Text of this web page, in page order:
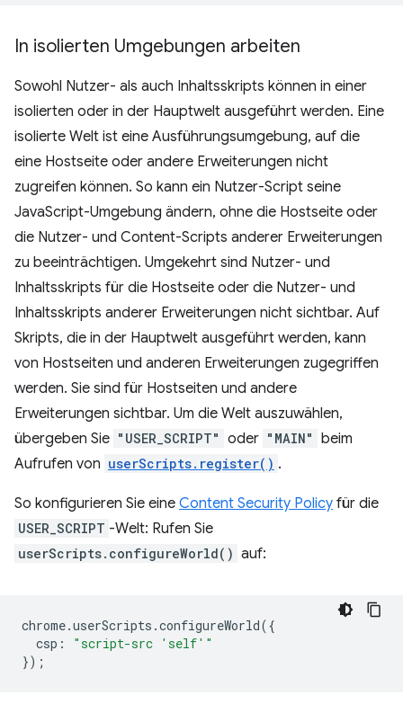
In isolierten Umgebungen arbeiten
Sowohl Nutzer- als auch Inhaltsskripts können in einer
isolierten oder in der Hauptwelt ausgeführt werden. Eine
isolierte Welt ist eine Ausführungsumgebung, auf die
eine Hostseite oder andere Erweiterungen nicht
zugreifen können. So kann ein Nutzer-Script seine
JavaScript-Umgebung ändern, ohne die Hostseite oder
die Nutzer- und Content-Scripts anderer Erweiterungen
zu beeinträchtigen. Umgekehrt sind Nutzer- und
Inhaltsskripts für die Hostseite oder die Nutzer- und
Inhaltsskripts anderer Erweiterungen nicht sichtbar. Auf
Skripts, die in der Hauptwelt ausgeführt werden, kann
von Hostseiten und anderen Erweiterungen zugegriffen
werden. Sie sind für Hostseiten und andere
Erweiterungen sichtbar. Um die Welt auszuwählen,
übergeben Sie "USER_SCRIPT" oder "MAIN" beim
Aufrufen von userScripts.register() .
So konfigurieren Sie eine Content Security Policy für die
USER_SCRIPT -Welt: Rufen Sie
userScripts.configureWorld() auf:
chrome.userScripts .configureWorld({
csp :
"script-src 'self'"
});